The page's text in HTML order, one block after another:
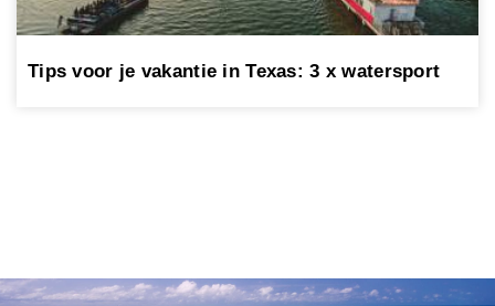
Tips voor je vakantie in Texas: 3 x watersport